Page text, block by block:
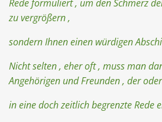
Rede formuliert , um den Schmerz
zu vergrößern ,
sondern Ihnen einen würdigen
Nicht selten , eher oft , muss man
Angehörigen und Freunden , der
in eine doch zeitlich begrenzte Rede